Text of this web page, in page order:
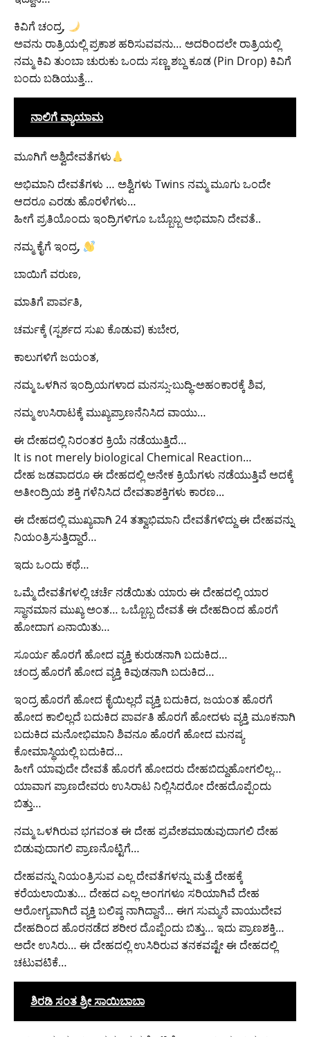
ಕಿವಿಗೆ ಚಂದ್ರ,
ಅವನು ರಾತ್ರಿಯಲ್ಲಿ ಪ್ರಕಾಶ ಹರಿಸುವವನು… ಅದರಿಂದಲೇ ರಾತ್ರಿಯಲ್ಲಿ
ನಮ್ಮ ಕಿವಿ ತುಂಬಾ ಚುರುಕು ಒಂದು ಸಣ್ಣ ಶಬ್ದ ಕೂಡ (Pin Drop) ಕಿವಿಗೆ
ಬಂದು ಬಡಿಯುತ್ತೆ…
ನಾಲಿಗೆ ವ್ಯಾಯಾಮ
ಮೂಗಿಗೆ ಅಶ್ವಿದೇವತೆಗಳು
ಅಭಿಮಾನಿ ದೇವತೆಗಳು … ಅಶ್ವಿಗಳು Twins ನಮ್ಮ ಮೂಗು ಒಂದೇ
ಆದರೂ ಎರಡು ಹೊರಳೆಗಳು…
ಹೀಗೆ ಪ್ರತಿಯೊಂದು ಇಂದ್ರಿಗಳಿಗೂ ಒಬ್ಬೊಬ್ಬ ಅಭಿಮಾನಿ ದೇವತೆ..
ನಮ್ಮ ಕೈಗೆ ಇಂದ್ರ,
ಬಾಯಿಗೆ ವರುಣ,
ಮಾತಿಗೆ ಪಾರ್ವತಿ,
ಚರ್ಮಕ್ಕೆ (ಸ್ಪರ್ಶದ ಸುಖ ಕೊಡುವ) ಕುಬೇರ,
ಕಾಲುಗಳಿಗೆ ಜಯಂತ,
ನಮ್ಮ ಒಳಗಿನ ಇಂದ್ರಿಯಗಳಾದ ಮನಸ್ಸು-ಬುದ್ಧಿ-ಅಹಂಕಾರಕ್ಕೆ ಶಿವ,
ನಮ್ಮ ಉಸಿರಾಟಕ್ಕೆ ಮುಖ್ಯಪ್ರಾಣನೆನಿಸಿದ ವಾಯು…
ಈ ದೇಹದಲ್ಲಿ ನಿರಂತರ ಕ್ರಿಯೆ ನಡೆಯುತ್ತಿದೆ…
It is not merely biological Chemical Reaction…
ದೇಹ ಜಡವಾದರೂ ಈ ದೇಹದಲ್ಲಿ ಅನೇಕ ಕ್ರಿಯೆಗಳು ನಡೆಯುತ್ತಿವೆ ಅದಕ್ಕೆ
ಅತೀಂದ್ರಿಯ ಶಕ್ತಿ ಗಳೆನಿಸಿದ ದೇವತಾಶಕ್ತಿಗಳು ಕಾರಣ..‌.
ಈ ದೇಹದಲ್ಲಿ ಮುಖ್ಯವಾಗಿ 24 ತತ್ವಾಭಿಮಾನಿ ದೇವತೆಗಳಿದ್ದು ಈ ದೇಹವನ್ನು
ನಿಯಂತ್ರಿಸುತ್ತಿದ್ದಾರೆ…
ಇದು ಒಂದು ಕಥೆ…
ಒಮ್ಮೆ ದೇವತೆಗಳಲ್ಲಿ ಚರ್ಚೆ ನಡೆಯಿತು ಯಾರು ಈ ದೇಹದಲ್ಲಿ ಯಾರ
ಸ್ಥಾನಮಾನ ಮುಖ್ಯ ಅಂತ… ಒಬ್ಬೊಬ್ಬ ದೇವತೆ ಈ ದೇಹದಿಂದ ಹೊರಗೆ
ಹೋದಾಗ ಏನಾಯಿತು…
ಸೂರ್ಯ ಹೊರಗೆ ಹೋದ ವ್ಯಕ್ತಿ ಕುರುಡನಾಗಿ ಬದುಕಿದ…
ಚಂದ್ರ ಹೊರಗೆ ಹೋದ ವ್ಯಕ್ತಿ ಕಿವುಡನಾಗಿ ಬದುಕಿದ…
ಇಂದ್ರ ಹೊರಗೆ ಹೋದ ಕೈಯಿಲ್ಲದೆ ವ್ಯಕ್ತಿ ಬದುಕಿದ, ಜಯಂತ ಹೊರಗೆ
ಹೋದ ಕಾಲಿಲ್ಲದೆ ಬದುಕಿದ ಪಾರ್ವತಿ ಹೊರಗೆ ಹೋದಳು ವ್ಯಕ್ತಿ ಮೂಕನಾಗಿ
ಬದುಕಿದ ಮನೋಭಿಮಾನಿ ಶಿವನೂ ಹೊರಗೆ ಹೋದ ಮನಷ್ಯ
ಕೋಮಾಸ್ಥಿಯಲ್ಲಿ ಬದುಕಿದ…
ಹೀಗೆ ಯಾವುದೇ ದೇವತೆ ಹೊರಗೆ ಹೋದರು ದೇಹಬಿದ್ದುಹೋಗಲಿಲ್ಲ…
ಯಾವಾಗ ಪ್ರಾಣದೇವರು ಉಸಿರಾಟ ನಿಲ್ಲಿಸಿದರೋ ದೇಹದೊಪ್ಪೆಂದು
ಬಿತ್ತು…
ನಮ್ಮ ಒಳಗಿರುವ ಭಗವಂತ ಈ ದೇಹ ಪ್ರವೇಶಮಾಡುವುದಾಗಲಿ ದೇಹ
ಬಿಡುವುದಾಗಲಿ ಪ್ರಾಣನೊಟ್ಟಿಗೆ…
ದೇಹವನ್ನು ನಿಯಂತ್ರಿಸುವ ಎಲ್ಲ ದೇವತೆಗಳನ್ನು ಮತ್ತೆ ದೇಹಕ್ಕೆ
ಕರೆಯಲಾಯಿತು… ದೇಹದ ಎಲ್ಲ ಅಂಗಗಳೂ ಸರಿಯಾಗಿವೆ ದೇಹ
ಆರೋಗ್ಯವಾಗಿದೆ ವ್ಯಕ್ತಿ ಬಲಿಷ್ಠ ನಾಗಿದ್ದಾನೆ… ಈಗ ಸುಮ್ಮನೆ ವಾಯುದೇವ
ದೇಹದಿಂದ ಹೊರನಡೆದ ಶರೀರ ದೊಪ್ಪೆಂದು ಬಿತ್ತು… ಇದು ಪ್ರಾಣಶಕ್ತಿ…
ಅದೇ ಉಸಿರು…‌ ಈ ದೇಹದಲ್ಲಿ ಉಸಿರಿರುವ ತನಕವಷ್ಟೇ ಈ ದೇಹದಲ್ಲಿ
ಚಟುವಟಿಕೆ…
ಶಿರಡಿ ಸಂತ ಶ್ರೀ ಸಾಯಿಬಾಬಾ